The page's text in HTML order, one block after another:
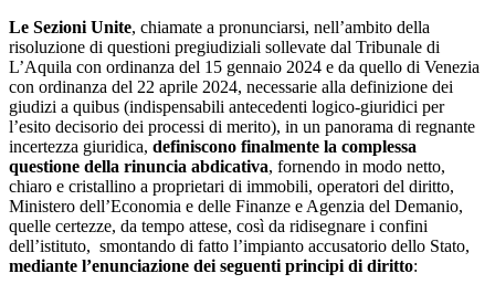
Le Sezioni Unite, chiamate a pronunciarsi, nell’ambito della
risoluzione di questioni pregiudiziali sollevate dal Tribunale di
L’Aquila con ordinanza del 15 gennaio 2024 e da quello di Venezia
con ordinanza del 22 aprile 2024, necessarie alla definizione dei
giudizi a quibus (indispensabili antecedenti logico-giuridici per
l’esito decisorio dei processi di merito), in un panorama di regnante
incertezza giuridica, definiscono finalmente la complessa
questione della rinuncia abdicativa, fornendo in modo netto,
chiaro e cristallino a proprietari di immobili, operatori del diritto,
Ministero dell’Economia e delle Finanze e Agenzia del Demanio,
quelle certezze, da tempo attese, così da ridisegnare i confini
dell’istituto, smontando di fatto l’impianto accusatorio dello Stato,
mediante l’enunciazione dei seguenti principi di diritto: